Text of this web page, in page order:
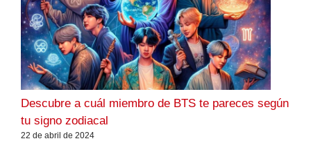
Descubre a cuál miembro de BTS te pareces según
tu signo zodiacal
22 de abril de 2024